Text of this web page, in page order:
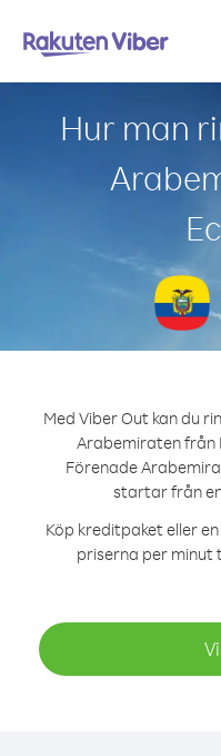
Hur man
Med Viber Out kan du
Arabemiraten från
Förenade
startar från
Köp kreditpaket eller
priserna per minut